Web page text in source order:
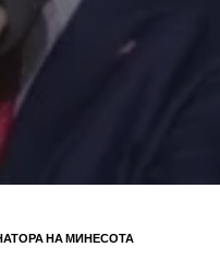
НА МИНЕСОТА